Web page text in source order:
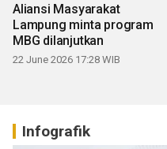
Aliansi Masyarakat
Lampung minta program
MBG dilanjutkan
22 June 2026 17:28 WIB
Infografik